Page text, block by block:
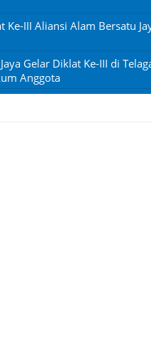
Ke-III Aliansi Alam Bersatu
Gelar Diklat Ke-III di
Anggota